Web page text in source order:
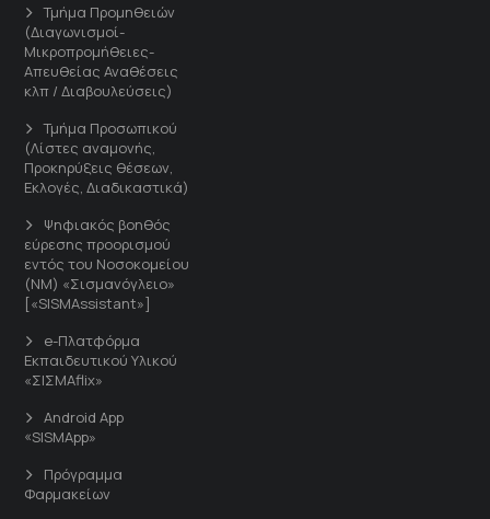
Τμήμα Προμηθειών
(Διαγωνισμοί-
Μικροπρομήθειες-
Απευθείας Αναθέσεις
κλπ / Διαβουλεύσεις)
Τμήμα Προσωπικού
(Λίστες αναμονής,
Προκηρύξεις θέσεων,
Εκλογές, Διαδικαστικά)
Ψηφιακός βοηθός
εύρεσης προορισμού
εντός του Νοσοκομείου
(ΝΜ) «Σισμανόγλειο»
[«SISMAssistant»]
e-Πλατφόρμα
Εκπαιδευτικού Υλικού
«ΣΙΣΜΑflix»
Android App
«SISMApp»
Πρόγραμμα
Φαρμακείων